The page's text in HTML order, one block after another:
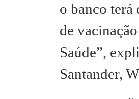
o banco terá
de
Saúde”,
Santander,